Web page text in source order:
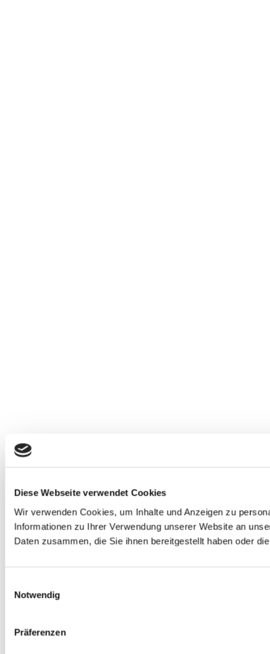
Diese Webseite verwendet Cookies
Wir verwenden Cookies, um Inhalte und Anzeigen zu
Informationen zu Ihrer Verwendung unserer Website an
Daten zusammen, die Sie ihnen bereitgestellt haben oder
Notwendig
Präferenzen